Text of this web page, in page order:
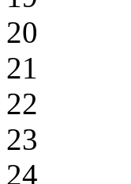
20
21
22
23
24